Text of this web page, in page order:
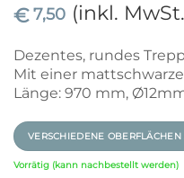
€ 7,50 (inkl.
Dezentes, rundes
Mit einer
Länge: 970 mm,
VERSCHIEDENE OBERFLÄCHEN
Vorrätig (kann nachbestellt werden)